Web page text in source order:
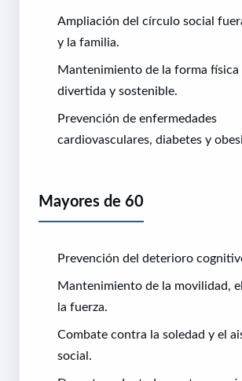
Ampliación del círculo social
y la familia.
Mantenimiento de la forma física
divertida y sostenible.
Prevención de enfermedades
cardiovasculares, diabetes y
Mayores de 60
Prevención del deterioro
Mantenimiento de la movilidad,
la fuerza.
Combate contra la soledad y el
social.